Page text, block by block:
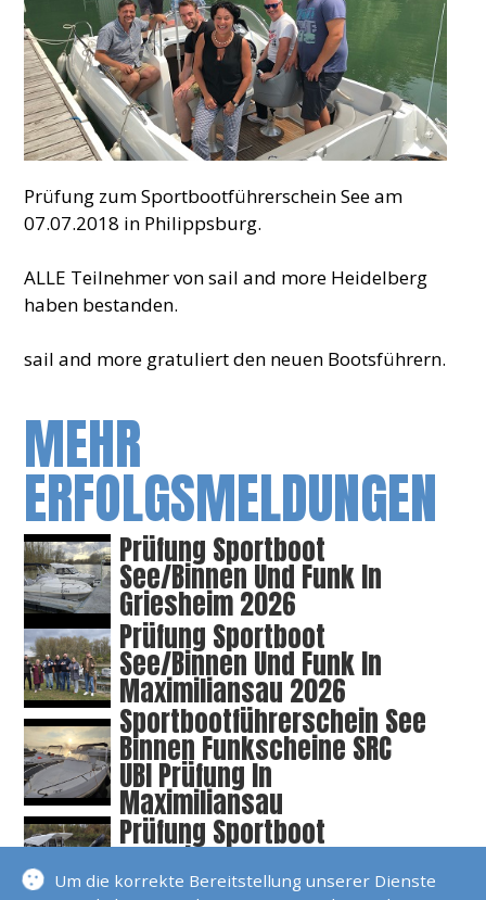
Prüfung zum Sportbootführerschein See am
07.07.2018 in Philippsburg.
ALLE Teilnehmer von sail and more Heidelberg
haben bestanden.
sail and more gratuliert den neuen Bootsführern.
MEHR
ERFOLGSMELDUNGEN
Prüfung Sportboot
See/Binnen Und Funk In
Griesheim 2026
Prüfung Sportboot
See/Binnen Und Funk In
Maximiliansau 2026
Sportbootführerschein See
Binnen Funkscheine SRC
UBI Prüfung In
Maximiliansau
Prüfung Sportboot
See/Binnen Und Funk In
Griesheim
Um die korrekte Bereitstellung unserer Dienste